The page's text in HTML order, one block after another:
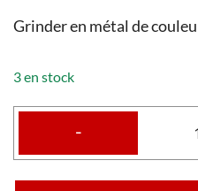
Grinder en métal de
3 en stock
-